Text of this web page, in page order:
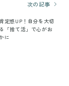
次の記事
定感UP！自分を大切
「捨て活」で心がお
に